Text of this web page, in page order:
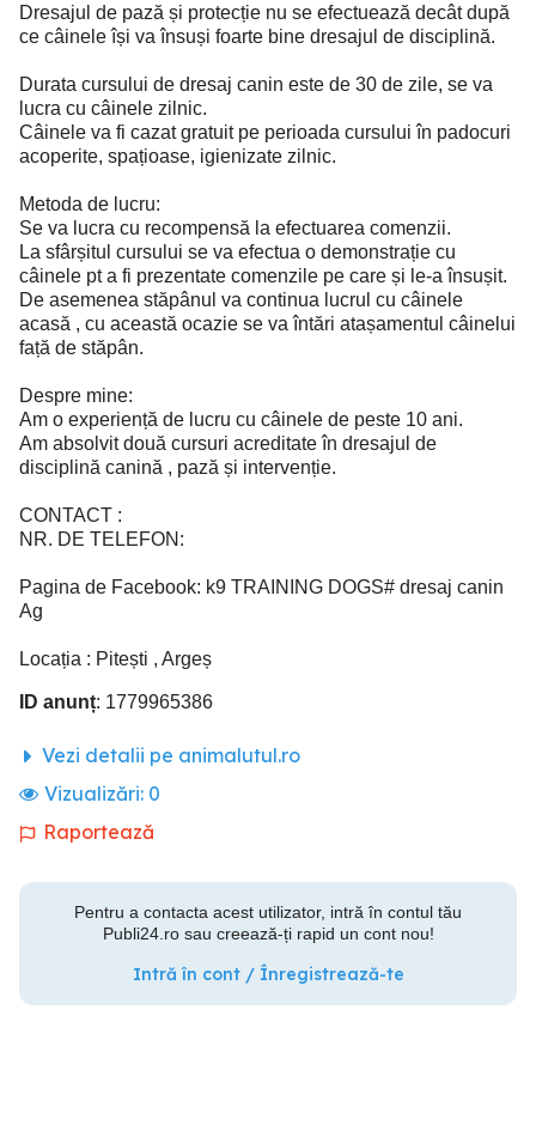
Dresajul de pază și protecție nu se efectuează decât după
ce câinele își va însuși foarte bine dresajul de disciplină.
Durata cursului de dresaj canin este de 30 de zile, se va
lucra cu câinele zilnic.
Câinele va fi cazat gratuit pe perioada cursului în padocuri
acoperite, spațioase, igienizate zilnic.
Metoda de lucru:
Se va lucra cu recompensă la efectuarea comenzii.
La sfârșitul cursului se va efectua o demonstrație cu
câinele pt a fi prezentate comenzile pe care și le-a însușit.
De asemenea stăpânul va continua lucrul cu câinele
acasă , cu această ocazie se va întări atașamentul câinelui
față de stăpân.
Despre mine:
Am o experiență de lucru cu câinele de peste 10 ani.
Am absolvit două cursuri acreditate în dresajul de
disciplină canină , pază și intervenție.
CONTACT :
NR. DE TELEFON:
Pagina de Facebook: k9 TRAINING DOGS# dresaj canin
Ag
Locația : Pitești , Argeș
ID anunț: 1779965386
Vezi detalii pe animalutul.ro
Vizualizări: 0
Raportează
Pentru a contacta acest utilizator, intră în contul tău
Publi24.ro sau creează-ți rapid un cont nou!
Intră în cont / Înregistrează-te